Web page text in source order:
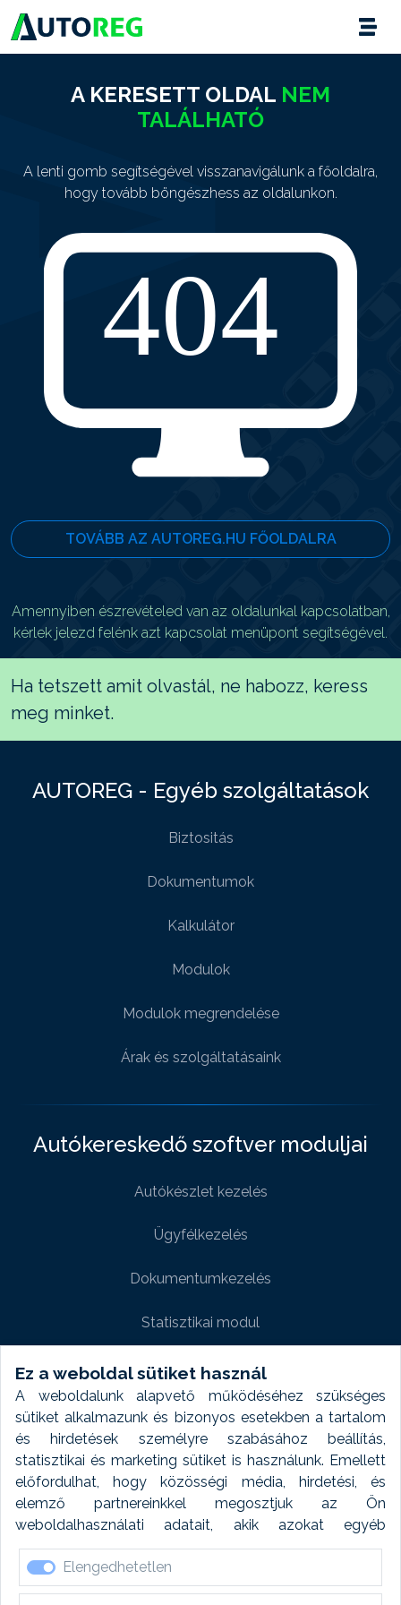
Ez a weboldal sütiket használ
A weboldalunk alapvető működéséhez szükséges
sütiket alkalmazunk és bizonyos esetekben a tartalom
és hirdetések személyre szabásához beállítás,
statisztikai és marketing sütiket is használunk. Emellett
előfordulhat, hogy közösségi média, hirdetési, és
elemző partnereinkkel megosztjuk az Ön
weboldalhasználati adatait, akik azokat egyéb
forrásokból gyűjtött adatokkal kombinálhatják. A sütik
elfogadásával kapcsolatosan naplózást végzünk és
ezen adatokat 6 hónap után automatikusan töröljük. A
Elengedhetetlen
A KERESETT OLDAL NEM
TALÁLHATÓ
A lenti gomb segítségével visszanavigálunk a főoldalra,
hogy tovább böngészhess az oldalunkon.
TOVÁBB AZ AUTOREG.HU FŐOLDALRA
Amennyiben észrevételed van az oldalunkal kapcsolatban,
kérlek jelezd felénk azt kapcsolat menüpont segítségével.
Ha tetszett amit olvastál, ne habozz, keress
meg minket.
AUTOREG - Egyéb szolgáltatások
Biztositás
Dokumentumok
Kalkulátor
Modulok
Modulok megrendelése
Árak és szolgáltatásaink
Autókereskedő szoftver moduljai
Autókészlet kezelés
Ügyfélkezelés
Dokumentumkezelés
Statisztikai modul
Weboldal modul
Fényképtár extra modul
Autómosó modul
Feladatütemezés